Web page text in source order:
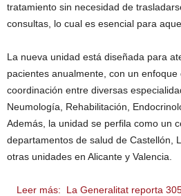
tratamiento sin necesidad de
consultas, lo cual es esencial para
La nueva unidad está diseñada para
pacientes anualmente, con un enfoque
coordinación entre diversas
Neumología, Rehabilitación,
Además, la unidad se perfila como un
departamentos de salud de Castellón,
otras unidades en Alicante y Valencia.
Leer más:
La Generalitat reporta